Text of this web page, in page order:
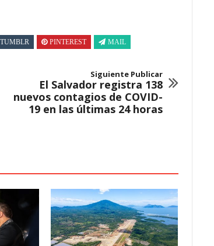
TUMBLR PINTEREST MAIL
Siguiente Publicar
El Salvador registra 138
nuevos contagios de COVID-
19 en las últimas 24 horas